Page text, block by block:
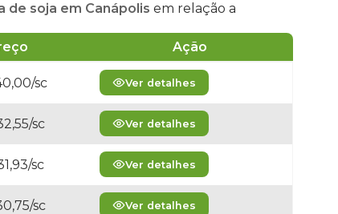
de soja em Canápolis em relação a
Ação
sc Ver detalhes
sc Ver detalhes
sc Ver detalhes
sc Ver detalhes